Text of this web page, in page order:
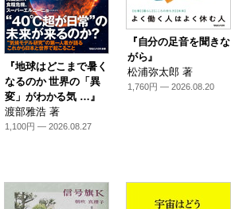
『地球はどこまで暑く
なるのか 世界の「異
変」がわかる気 …』
渡部雅浩 著
1,100円 — 2026.08.27
『自分の足音を聞きな
がら』
松浦弥太郎 著
1,760円 — 2026.08.20